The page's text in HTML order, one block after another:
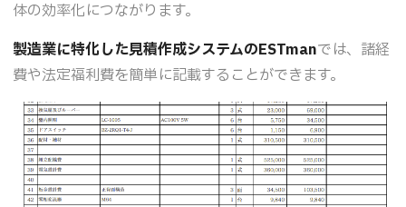
体の効率化につながります。
製造業に特化した見積作成システムのESTmanでは、諸経
費や法定福利費を簡単に記載することができます。